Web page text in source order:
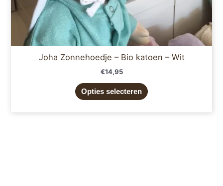
Joha Zonnehoedje – Bio katoen – Wit
€14,95
Opties selecteren